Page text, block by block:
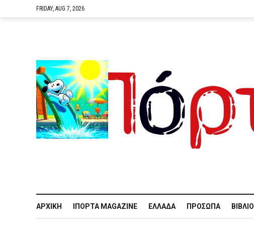
FRIDAY, AUG 7, 2026
ΑΡΧΙΚΉ IΠΌΡΤΑ MAGAZINE ΕΛΛΆΔΑ ΠΡΌΣΩΠΑ ΒΙΒΛΊΟ